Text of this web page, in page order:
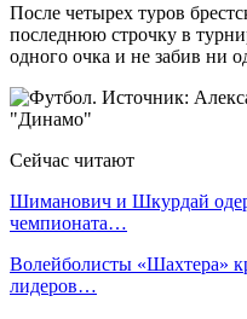
После четырех туров
последнюю строчку в
одного очка и не забив ни
Сейчас читают
Шиманович и Шкурдай
чемпионата…
Волейболисты «Шахтера»
лидеров…